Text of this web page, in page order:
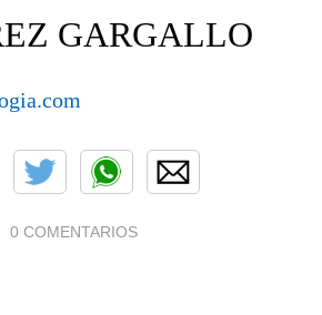
GARGALLO
0 COMENTARIOS